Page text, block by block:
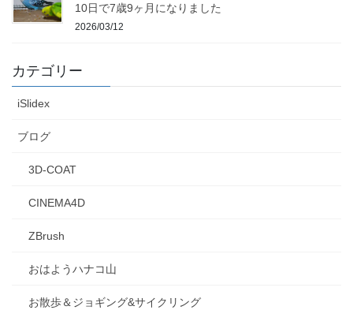
10日で7歳9ヶ月になりました
2026/03/12
カテゴリー
iSlidex
ブログ
3D-COAT
CINEMA4D
ZBrush
おはようハナコ山
お散歩＆ジョギング&サイクリング